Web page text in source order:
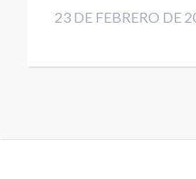
23 DE FEBRERO DE